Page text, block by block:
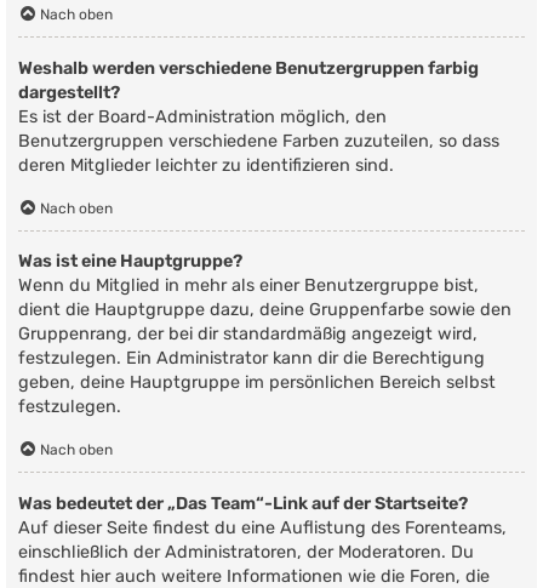
Nach oben
Weshalb werden verschiedene Benutzergruppen farbig
dargestellt?
Es ist der Board-Administration möglich, den
Benutzergruppen verschiedene Farben zuzuteilen, so dass
deren Mitglieder leichter zu identifizieren sind.
Nach oben
Was ist eine Hauptgruppe?
Wenn du Mitglied in mehr als einer Benutzergruppe bist,
dient die Hauptgruppe dazu, deine Gruppenfarbe sowie den
Gruppenrang, der bei dir standardmäßig angezeigt wird,
festzulegen. Ein Administrator kann dir die Berechtigung
geben, deine Hauptgruppe im persönlichen Bereich selbst
festzulegen.
Nach oben
Was bedeutet der „Das Team“-Link auf der Startseite?
Auf dieser Seite findest du eine Auflistung des Forenteams,
einschließlich der Administratoren, der Moderatoren. Du
findest hier auch weitere Informationen wie die Foren, die